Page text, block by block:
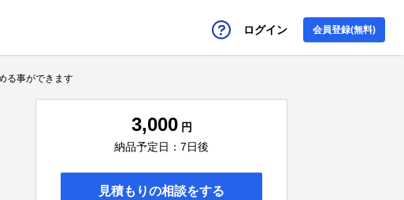
ログイン 会員登録(無料)
る事ができます
3,000 円
納品予定日：7日後
見積もりの相談をする